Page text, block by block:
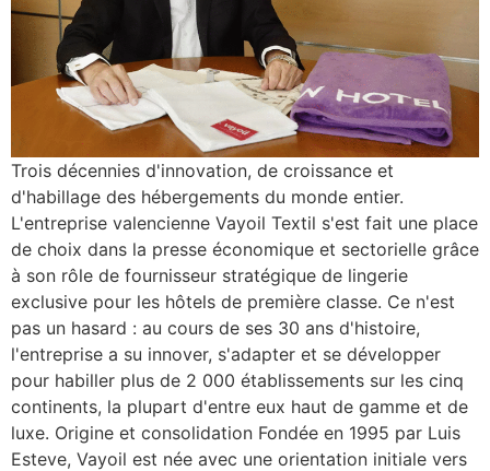
Trois décennies d'innovation, de croissance et
d'habillage des hébergements du monde entier.
L'entreprise valencienne Vayoil Textil s'est fait une place
de choix dans la presse économique et sectorielle grâce
à son rôle de fournisseur stratégique de lingerie
exclusive pour les hôtels de première classe. Ce n'est
pas un hasard : au cours de ses 30 ans d'histoire,
l'entreprise a su innover, s'adapter et se développer
pour habiller plus de 2 000 établissements sur les cinq
continents, la plupart d'entre eux haut de gamme et de
luxe. Origine et consolidation Fondée en 1995 par Luis
Esteve, Vayoil est née avec une orientation initiale vers